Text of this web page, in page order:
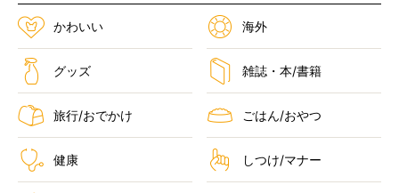
かわいい 海外
グッズ 雑誌・本/書籍
旅行/おでかけ ごはん/おやつ
健康 しつけ/マナー